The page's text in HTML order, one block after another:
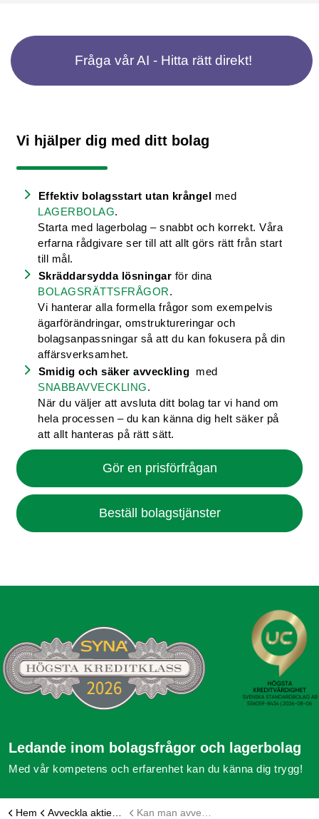
Fråga vår AI - Hitta rätt direkt!
Vi hjälper dig med ditt bolag
Effektiv bolagsstart utan krångel med
LAGERBOLAG.
Starta med lagerbolag – snabbt och korrekt. Våra
erfarna rådgivare ser till att allt görs rätt från start
till mål.
Skräddarsydda lösningar för dina
BOLAGSRÄTTSFRÅGOR.
Vi hanterar alla formella frågor som exempelvis
ägarförändringar, omstruktureringar och
bolagsanpassningar så att du kan fokusera på din
affärsverksamhet.
Smidig och säker avveckling med
SNABBAVVECKLING.
När du väljer att avsluta ditt bolag tar vi hand om
hela processen – du kan känna dig helt säker på
att allt hanteras på rätt sätt.
Gör en prisförfrågan
Beställ bolagstjänster
Ledande inom bolagsfrågor och lagerbolag
Med vår kompetens och erfarenhet kan du känna dig trygg!
Hem Avveckla aktiebolag Kan man avveckla ett aktiebolag själv?